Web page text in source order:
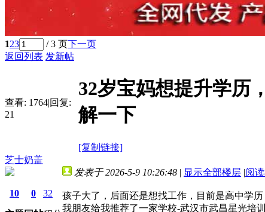
123 / 3 页下一页
返回列表 发新帖
查看: 1764|回复:
21
32岁宝妈想提升学历
解一下
[复制链接]
芝士奶盖
10 0 32
发表于 2026-5-9 10:26:48 | 显示全部楼层 |阅
孩子大了，后面还是想找工作，目前是高中学
我朋友给我推荐了一家学校-武汉市武昌星光培